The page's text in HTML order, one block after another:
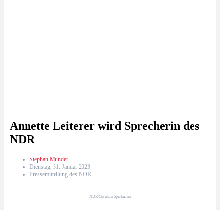
Annette Leiterer wird Sprecherin des
NDR
Stephan Munder
Dienstag, 31. Januar 2023
Pressemitteilung des NDR
NDR/Christian Spielmann